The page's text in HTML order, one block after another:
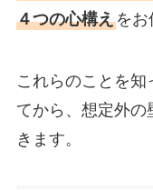
４つの心構えをお
これらのことを
てから、想定外
きます。